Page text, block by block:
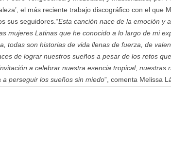
el más reciente trabajo discográfico con el que
sus seguidores.“Esta canción nace de la emoción y
mujeres Latinas que he conocido a lo largo de mi
todas son historias de vida llenas de fuerza, de
de lograr nuestros sueños a pesar de los retos
a celebrar nuestra esencia tropical, nuestras
a perseguir los sueños sin miedo”, comenta Melissa